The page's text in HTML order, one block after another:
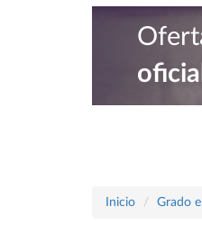
Inicio Grado